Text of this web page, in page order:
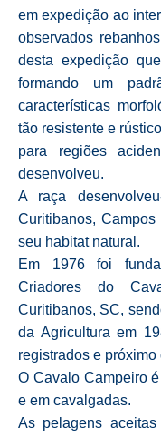
em expedição ao
observados
desta expedição
formando um
características
tão resistente e
para regiões
desenvolveu.
A raça
Curitibanos,
seu habitat natural.
Em 1976 foi
Criadores do
Curitibanos, SC,
da Agricultura em
registrados e
O Cavalo Campeiro
e em cavalgadas.
As pelagens